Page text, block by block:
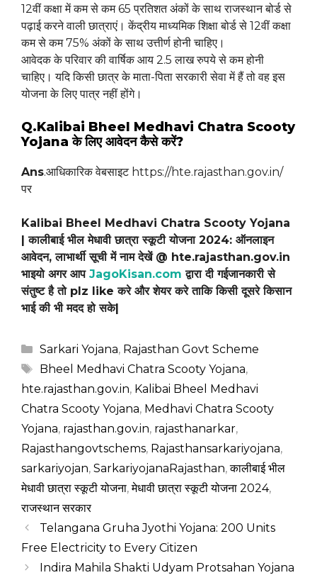
12वीं कक्षा में कम से कम 65 प्रतिशत अंकों के साथ राजस्थान बोर्ड से
पढ़ाई करने वाली छात्राएं। केंद्रीय माध्यमिक शिक्षा बोर्ड से 12वीं कक्षा
कम से कम 75% अंकों के साथ उत्तीर्ण होनी चाहिए।
आवेदक के परिवार की वार्षिक आय 2.5 लाख रुपये से कम होनी
चाहिए। यदि किसी छात्र के माता-पिता सरकारी सेवा में हैं तो वह इस
योजना के लिए पात्र नहीं होंगे।
Q.Kalibai Bheel Medhavi Chatra Scooty
Yojana के लिए आवेदन कैसे करें?
Ans.आधिकारिक वेबसाइट https://hte.rajasthan.gov.in/
पर
Kalibai Bheel Medhavi Chatra Scooty Yojana
| कालीबाई भील मेधावी छात्रा स्कूटी योजना 2024: ऑनलाइन
आवेदन, लाभार्थी सूची में नाम देखें @ hte.rajasthan.gov.in
भाइयो अगर आप JagoKisan.comद्वारा दी गईजानकारी से
संतुष्ट है तो plz like करे और शेयर करे ताकि किसी दूसरे किसान
भाई की भी मदद हो सके|
Categories
Sarkari Yojana, Rajasthan Govt Scheme
Tags
Bheel Medhavi Chatra Scooty Yojana,
hte.rajasthan.gov.in, Kalibai Bheel Medhavi
Chatra Scooty Yojana, Medhavi Chatra Scooty
Yojana, rajasthan.gov.in, rajasthanarkar,
Rajasthangovtschems, Rajasthansarkariyojana,
sarkariyojan, SarkariyojanaRajasthan,कालीबाई भील
मेधावी छात्रा स्कूटी योजना,मेधावी छात्रा स्कूटी योजना 2024,
राजस्थान सरकार
Telangana Gruha Jyothi Yojana: 200 Units
Free Electricity to Every Citizen
Indira Mahila Shakti Udyam Protsahan Yojana